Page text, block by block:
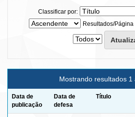
Classificar por:
Resultados/Página
Mostrando resultados 1
Data de
publicação
Data de
defesa
Título